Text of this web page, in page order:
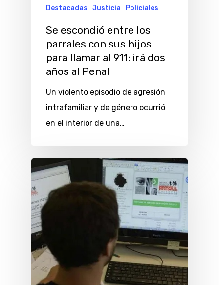
Destacadas Justicia Policiales
Se escondió entre los
parrales con sus hijos
para llamar al 911: irá dos
años al Penal
Un violento episodio de agresión
intrafamiliar y de género ocurrió
en el interior de una…